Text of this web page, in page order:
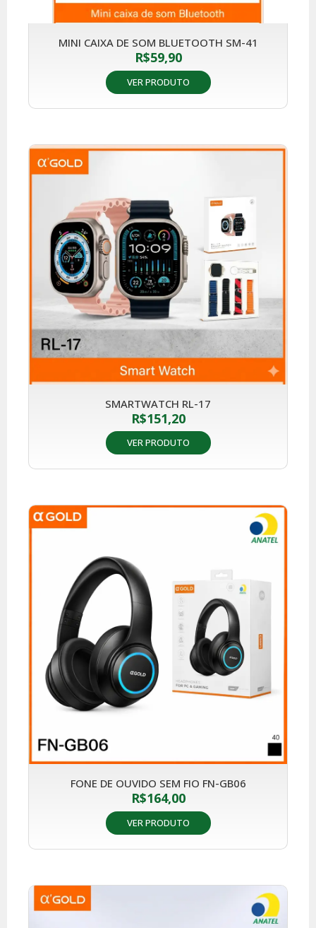
MINI CAIXA DE SOM BLUETOOTH SM-41
R$59,90
VER PRODUTO
SMARTWATCH RL-17
R$151,20
VER PRODUTO
FONE DE OUVIDO SEM FIO FN-GB06
R$164,00
VER PRODUTO